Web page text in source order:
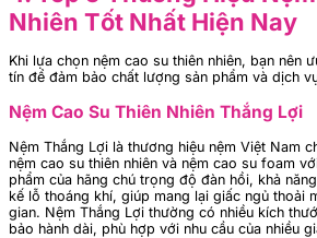
Nhiên Tốt Nhất Hiện Nay
Khi lựa chọn nệm cao su thiên nhiên, bạn nên
tín để đảm bảo chất lượng sản phẩm và dịch
Nệm Cao Su Thiên Nhiên Thắng Lợi
Nệm Thắng Lợi là thương hiệu nệm Việt Nam
nệm cao su thiên nhiên và nệm cao su foam
phẩm của hãng chú trọng độ đàn hồi, khả
kế lỗ thoáng khí, giúp mang lại giấc ngủ thoải
gian. Nệm Thắng Lợi thường có nhiều kích
bảo hành dài, phù hợp với nhu cầu của nhiều